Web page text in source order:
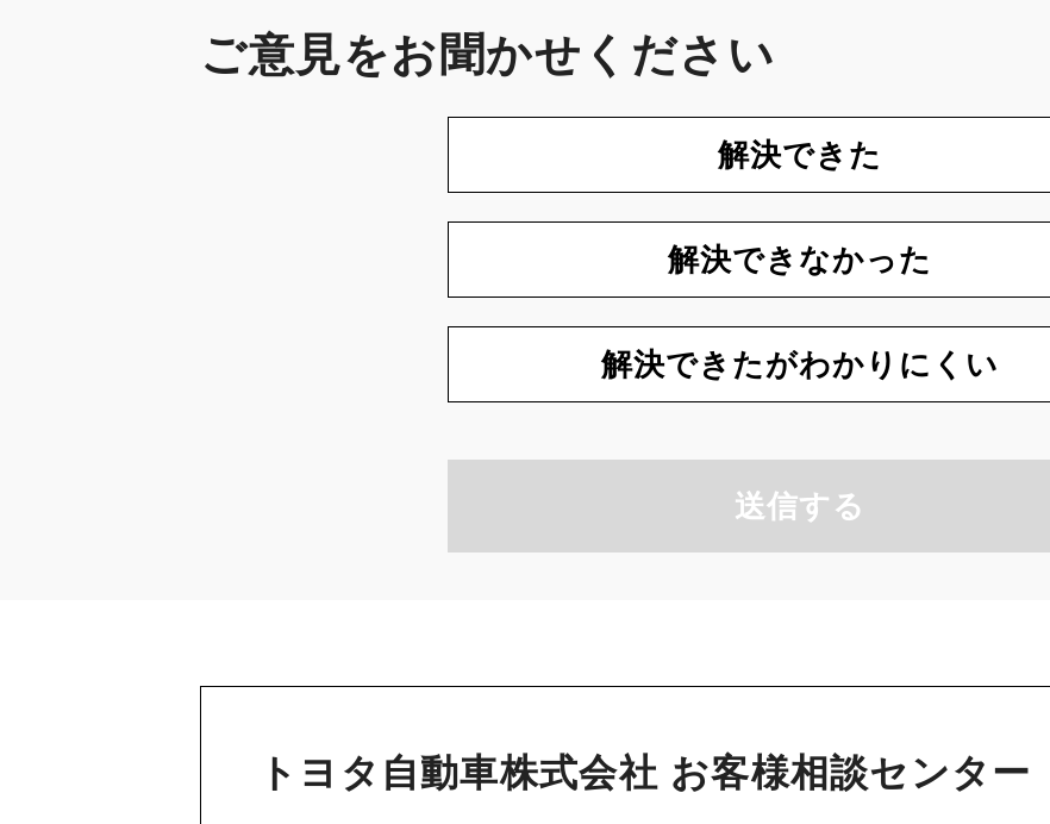
ご意見をお聞かせください
解決できた
解決できなかった
解決できたがわかりにくい
送信する
トヨタ自動車株式会社 お客様相談センター